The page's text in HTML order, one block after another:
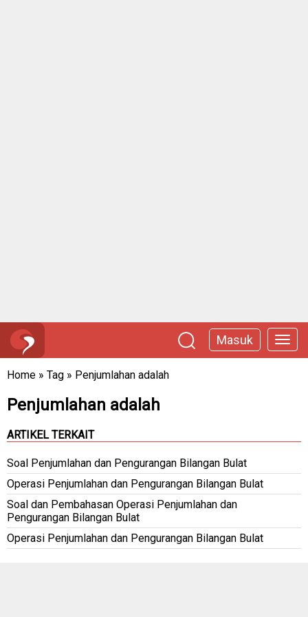
Masuk
Home » Tag » Penjumlahan adalah
Penjumlahan adalah
ARTIKEL TERKAIT
Soal Penjumlahan dan Pengurangan Bilangan Bulat
Operasi Penjumlahan dan Pengurangan Bilangan Bulat
Soal dan Pembahasan Operasi Penjumlahan dan
Pengurangan Bilangan Bulat
Operasi Penjumlahan dan Pengurangan Bilangan Bulat